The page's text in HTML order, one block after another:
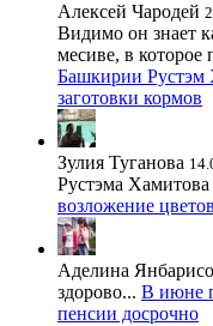
Алексей Чародей
Видимо он знает
месиве, в которое
Башкирии Рустэм
заготовки кормов
Зулия Туганова
Рустэма
возложение
Аделина
здорово... В июне
пенсии досрочно